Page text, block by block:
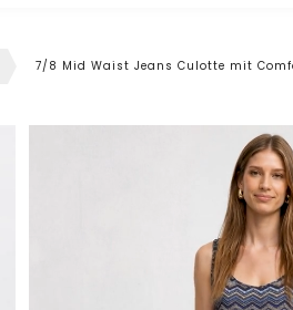
7/8 Mid Waist Jeans Culotte mit